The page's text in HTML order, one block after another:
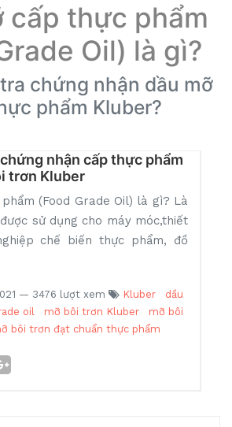
cấp thực phẩm
Oil) là gì?
chứng nhận dầu mỡ
phẩm Kluber?
nhận cấp thực phẩm
trơn Kluber
(Food Grade Oil) là gì? Là
sử dụng cho máy móc,thiết
chế biến thực phẩm, đồ
— 3476 lượt xem Kluber
dầu
oil mỡ bôi trơn Kluber
mỡ bôi
bôi trơn đạt chuẩn thực phẩm